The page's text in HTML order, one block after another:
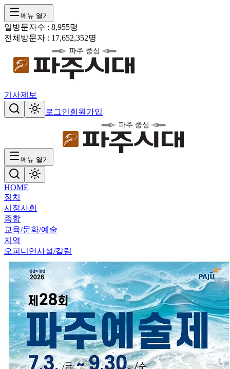
메뉴 열기
일방문자수 : 8,955명
전체방문자 : 17,652,352명
기사제보
로그인회원가입
메뉴 열기
HOME
정치
시정사회
종합
교육/문화/예술
지역
오피니언사설/칼럼